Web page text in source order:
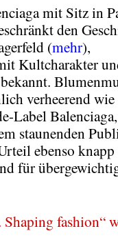
mit Sitz in
den
(mehr),
Kultcharakter
verheerend wie
Label
staunenden
ebenso
für
fashion“